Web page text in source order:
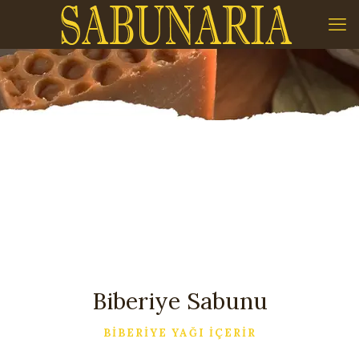
Biberiye Sabunu
BİBERİYE YAĞI İÇERİR